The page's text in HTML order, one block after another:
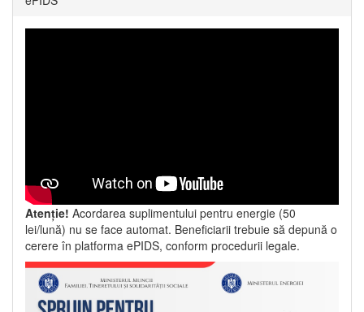
Atenție! Acordarea suplimentului pentru energie (50
lei/lună) nu se face automat. Beneficiarii trebuie să depună o
cerere în platforma ePIDS, conform procedurii legale.